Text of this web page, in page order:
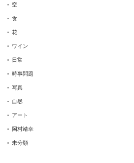
空
食
花
ワイン
日常
時事問題
写真
自然
アート
岡村靖幸
未分類